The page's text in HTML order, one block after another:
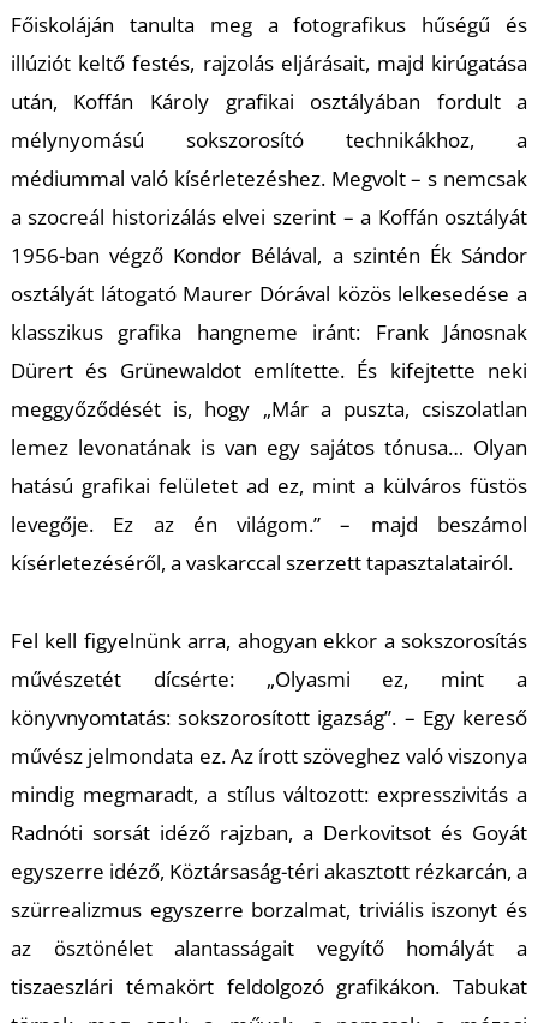
Főiskoláján tanulta meg a fotografikus hűségű és
illúziót keltő festés, rajzolás eljárásait, majd kirúgatása
után, Koffán Károly grafikai osztályában fordult a
mélynyomású sokszorosító technikákhoz, a
médiummal való kísérletezéshez. Megvolt – s nemcsak
a szocreál historizálás elvei szerint – a Koffán osztályát
1956-ban végző Kondor Bélával, a szintén Ék Sándor
osztályát látogató Maurer Dórával közös lelkesedése a
klasszikus grafika hangneme iránt: Frank Jánosnak
Dürert és Grünewaldot említette. És kifejtette neki
meggyőződését is, hogy „Már a puszta, csiszolatlan
lemez levonatának is van egy sajátos tónusa… Olyan
hatású grafikai felületet ad ez, mint a külváros füstös
levegője. Ez az én világom.” – majd beszámol
kísérletezéséről, a vaskarccal szerzett tapasztalatairól.
Fel kell figyelnünk arra, ahogyan ekkor a sokszorosítás
művészetét dícsérte: „Olyasmi ez, mint a
könyvnyomtatás: sokszorosított igazság”. – Egy kereső
művész jelmondata ez. Az írott szöveghez való viszonya
mindig megmaradt, a stílus változott: expresszivitás a
Radnóti sorsát idéző rajzban, a Derkovitsot és Goyát
egyszerre idéző, Köztársaság-téri akasztott rézkarcán, a
szürrealizmus egyszerre borzalmat, triviális iszonyt és
az ösztönélet alantasságait vegyítő homályát a
tiszaeszlári témakört feldolgozó grafikákon. Tabukat